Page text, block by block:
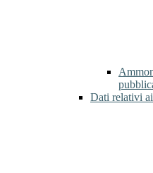
Dati relativi